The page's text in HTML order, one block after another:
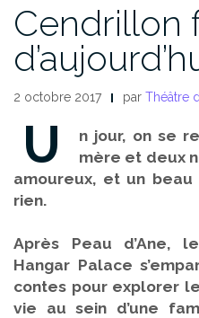
Cendrillon
2 octobre 2017 par Théâtre
U
n jour, on se
mère et deux
amoureux, et un beau
rien.
Après Peau d’Ane,
Hangar Palace
contes pour explorer
vie au sein d’une